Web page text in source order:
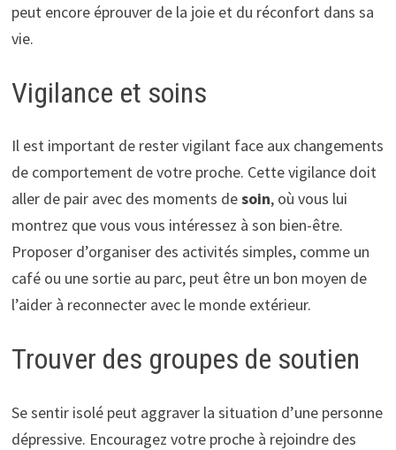
peut encore éprouver de la joie et du réconfort dans sa
vie.
Vigilance et soins
Il est important de rester vigilant face aux changements
de comportement de votre proche. Cette vigilance doit
aller de pair avec des moments desoin, où vous lui
montrez que vous vous intéressez à son bien-être.
Proposer d’organiser des activités simples, comme un
café ou une sortie au parc, peut être un bon moyen de
l’aider à reconnecter avec le monde extérieur.
Trouver des groupes de soutien
Se sentir isolé peut aggraver la situation d’une personne
dépressive. Encouragez votre proche à rejoindre des